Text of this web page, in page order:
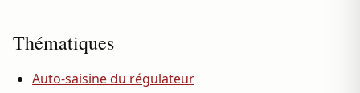
Thématiques
Auto-saisine du régulateur